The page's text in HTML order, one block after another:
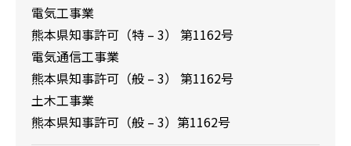
電気工事業
熊本県知事許可 （特 – 3） 第1162号
電気通信工事業
熊本県知事許可 （般 – 3） 第1162号
土木工事業
熊本県知事許可 （般 – 3）第1162号